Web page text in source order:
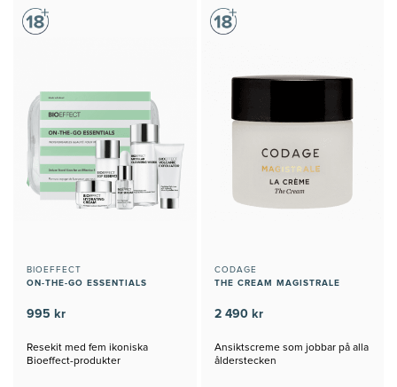
BIOEFFECT
ON-THE-GO ESSENTIALS
995 kr
Resekit med fem ikoniska
Bioeffect-produkter
CODAGE
THE CREAM MAGISTRALE
2 490 kr
Ansiktscreme som jobbar på alla
ålderstecken